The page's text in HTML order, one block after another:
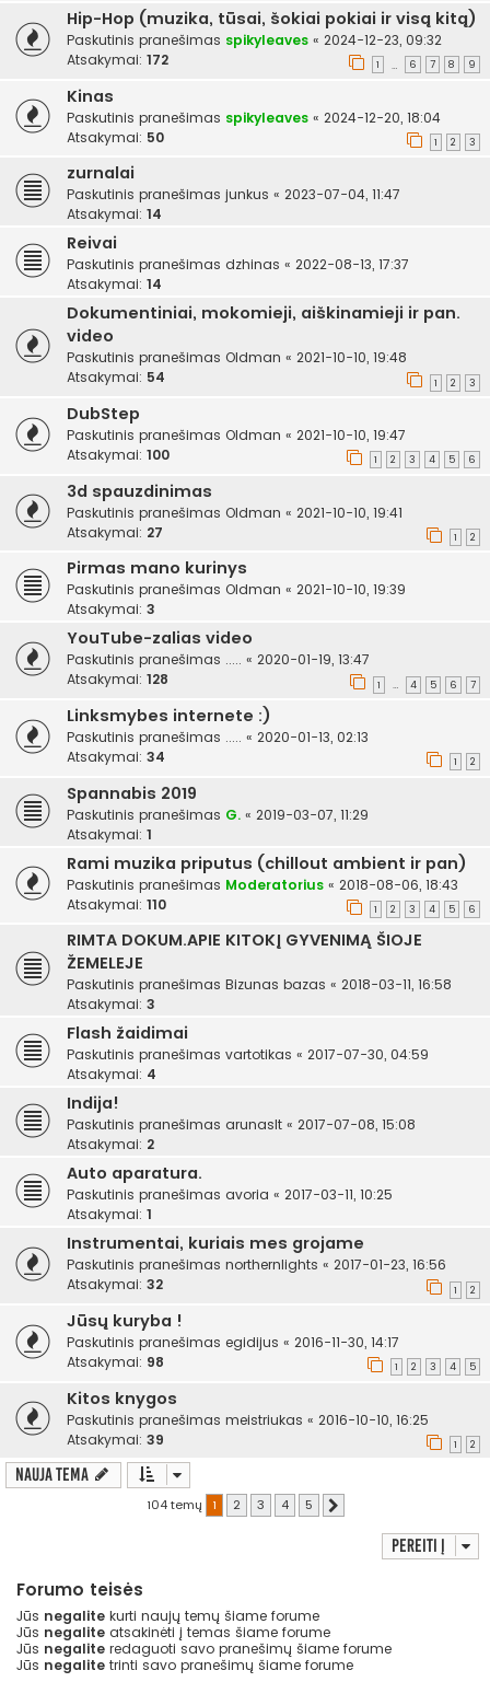
Hip-Hop (muzika, tūsai, šokiai pokiai ir visą kitą)
Paskutinis pranešimas spikyleaves « 2024-12-23, 09:32
Atsakymai: 172 1 … 6 7 8 9
Kinas
Paskutinis pranešimas spikyleaves « 2024-12-20, 18:04
Atsakymai: 50 1 2 3
zurnalai
Paskutinis pranešimas junkus « 2023-07-04, 11:47
Atsakymai: 14
Reivai
Paskutinis pranešimas dzhinas « 2022-08-13, 17:37
Atsakymai: 14
Dokumentiniai, mokomieji, aiškinamieji ir pan.
video
Paskutinis pranešimas Oldman « 2021-10-10, 19:48
Atsakymai: 54 1 2 3
DubStep
Paskutinis pranešimas Oldman « 2021-10-10, 19:47
Atsakymai: 100 1 2 3 4 5 6
3d spauzdinimas
Paskutinis pranešimas Oldman « 2021-10-10, 19:41
Atsakymai: 27 1 2
Pirmas mano kurinys
Paskutinis pranešimas Oldman « 2021-10-10, 19:39
Atsakymai: 3
YouTube-zalias video
Paskutinis pranešimas ..... « 2020-01-19, 13:47
Atsakymai: 128 1 … 4 5 6 7
Linksmybes internete :)
Paskutinis pranešimas ..... « 2020-01-13, 02:13
Atsakymai: 34 1 2
Spannabis 2019
Paskutinis pranešimas G. « 2019-03-07, 11:29
Atsakymai: 1
Rami muzika priputus (chillout ambient ir pan)
Paskutinis pranešimas Moderatorius « 2018-08-06, 18:43
Atsakymai: 110 1 2 3 4 5 6
RIMTA DOKUM.APIE KITOKĮ GYVENIMĄ ŠIOJE
ŽEMELEJE
Paskutinis pranešimas Bizunas bazas « 2018-03-11, 16:58
Atsakymai: 3
Flash žaidimai
Paskutinis pranešimas vartotikas « 2017-07-30, 04:59
Atsakymai: 4
Indija!
Paskutinis pranešimas arunaslt « 2017-07-08, 15:08
Atsakymai: 2
Auto aparatura.
Paskutinis pranešimas avoria « 2017-03-11, 10:25
Atsakymai: 1
Instrumentai, kuriais mes grojame
Paskutinis pranešimas northernlights « 2017-01-23, 16:56
Atsakymai: 32 1 2
Jūsų kuryba !
Paskutinis pranešimas egidijus « 2016-11-30, 14:17
Atsakymai: 98 1 2 3 4 5
Kitos knygos
Paskutinis pranešimas meistriukas « 2016-10-10, 16:25
Atsakymai: 39 1 2
Nauja tema
104 temų 1 2 3 4 5
Pereiti į
Forumo teisės
Jūs negalite kurti naujų temų šiame forume
Jūs negalite atsakinėti į temas šiame forume
Jūs negalite redaguoti savo pranešimų šiame forume
Jūs negalite trinti savo pranešimų šiame forume